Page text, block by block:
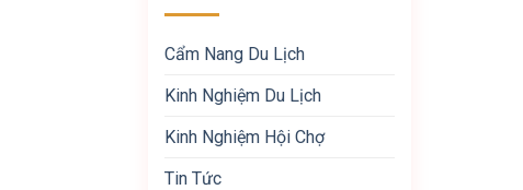
Cẩm Nang Du Lịch
Kinh Nghiệm Du Lịch
Kinh Nghiệm Hội Chợ
Tin Tức